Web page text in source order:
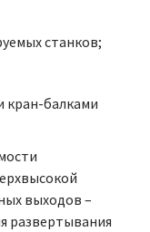
станков;
кран-балками
выходов –
развертывания